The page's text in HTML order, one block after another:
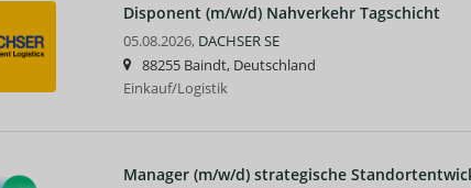
Disponent (m/w/d) Nahverkehr Tagschicht
05.08.2026, DACHSER SE
88255 Baindt, Deutschland
Einkauf/Logistik
Manager (m/w/d) strategische